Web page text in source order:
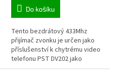
Do košíku
Tento bezdrátový 433Mhz
přijímač zvonku je určen jako
příslušenství k chytrému video
telefonu PST DV202 jako
zvukový signalizátor zazvonění.